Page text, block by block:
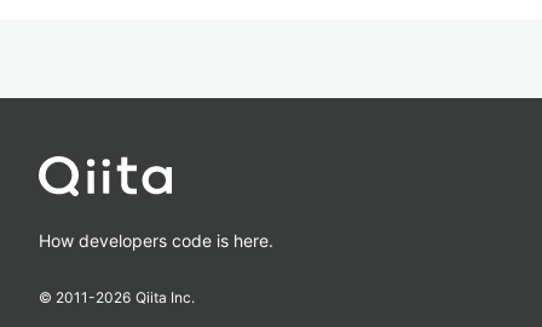
How developers code is here.
© 2011-2026 Qiita Inc.